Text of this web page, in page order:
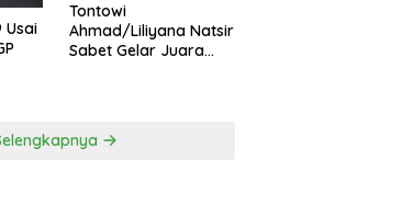
Usai
Tontowi
Ahmad/Liliyana Natsir
Sabet Gelar Juara